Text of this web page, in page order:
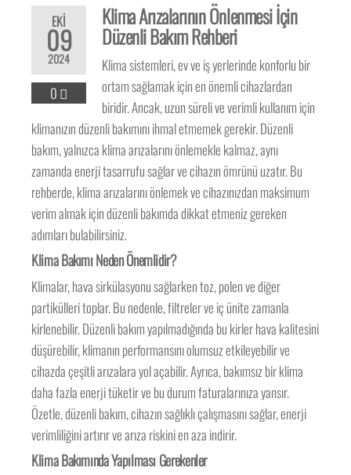
EKI
09
2024
0
Klima Arızalarının Önlenmesi İçin
Düzenli Bakım Rehberi
Klima sistemleri, ev ve iş yerlerinde konforlu bir
ortam sağlamak için en önemli cihazlardan
biridir. Ancak, uzun süreli ve verimli kullanım için
klimanızın düzenli bakımını ihmal etmemek gerekir. Düzenli
bakım, yalnızca klima arızalarını önlemekle kalmaz, aynı
zamanda enerji tasarrufu sağlar ve cihazın ömrünü uzatır. Bu
rehberde, klima arızalarını önlemek ve cihazınızdan maksimum
verim almak için düzenli bakımda dikkat etmeniz gereken
adımları bulabilirsiniz.
Klima Bakımı Neden Önemlidir?
Klimalar, hava sirkülasyonu sağlarken toz, polen ve diğer
partikülleri toplar. Bu nedenle, filtreler ve iç ünite zamanla
kirlenebilir. Düzenli bakım yapılmadığında bu kirler hava kalitesini
düşürebilir, klimanın performansını olumsuz etkileyebilir ve
cihazda çeşitli arızalara yol açabilir. Ayrıca, bakımsız bir klima
daha fazla enerji tüketir ve bu durum faturalarınıza yansır.
Özetle, düzenli bakım, cihazın sağlıklı çalışmasını sağlar, enerji
verimliliğini artırır ve arıza riskini en aza indirir.
Klima Bakımında Yapılması Gerekenler